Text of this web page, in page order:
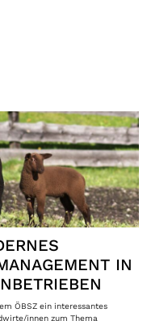
IN
ÖBSZ ein interessantes
innen zum Thema